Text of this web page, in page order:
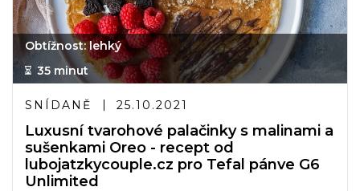
Obtížnost: lehký
35 minut
SNÍDANĚ 25.10.2021
Luxusní tvarohové palačinky s malinami a
sušenkami Oreo - recept od
lubojatzkycouple.cz pro Tefal pánve G6
Unlimited